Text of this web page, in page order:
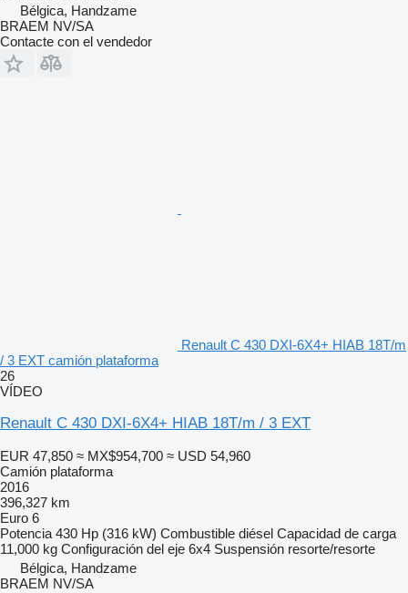
Bélgica, Handzame
BRAEM NV/SA
Contacte con el vendedor
Renault C 430 DXI-6X4+ HIAB 18T/m
/ 3 EXT camión plataforma
26
VÍDEO
Renault C 430 DXI-6X4+ HIAB 18T/m / 3 EXT
EUR 47,850 ≈ MX$954,700 ≈ USD 54,960
Camión plataforma
2016
396,327 km
Euro 6
Potencia 430 Hp (316 kW) Combustible diésel Capacidad de carga
11,000 kg Configuración del eje 6x4 Suspensión resorte/resorte
Bélgica, Handzame
BRAEM NV/SA